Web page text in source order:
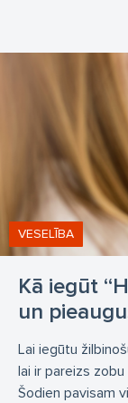
Kā iegūt
un
VESELĪBA
Lai iegūtu
lai ir pareizs
Šodien pavisam